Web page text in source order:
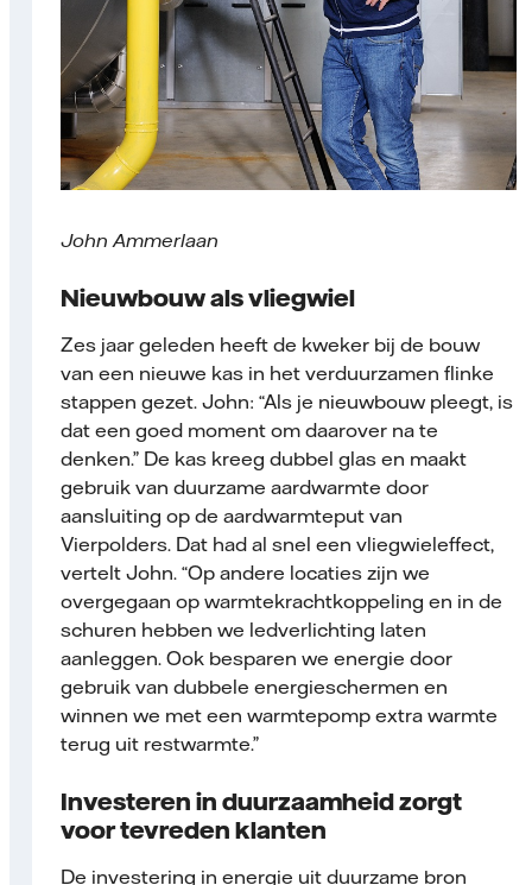
John Ammerlaan
Nieuwbouw als vliegwiel
Zes jaar geleden heeft de kweker bij de bouw
van een nieuwe kas in het verduurzamen flinke
stappen gezet. John: “Als je nieuwbouw pleegt, is
dat een goed moment om daarover na te
denken.” De kas kreeg dubbel glas en maakt
gebruik van duurzame aardwarmte door
aansluiting op de aardwarmteput van
Vierpolders. Dat had al snel een vliegwieleffect,
vertelt John. “Op andere locaties zijn we
overgegaan op warmtekrachtkoppeling en in de
schuren hebben we ledverlichting laten
aanleggen. Ook besparen we energie door
gebruik van dubbele energieschermen en
winnen we met een warmtepomp extra warmte
terug uit restwarmte.”
Investeren in duurzaamheid zorgt
voor tevreden klanten
De investering in energie uit duurzame bron